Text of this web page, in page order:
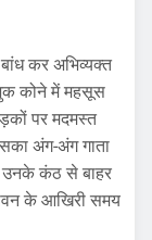
बांध कर अभिव्यक्त
कोने में महसूस
पर मदमस्त
अंग-अंग गाता
उनके कंठ से बाहर
के आखिरी समय